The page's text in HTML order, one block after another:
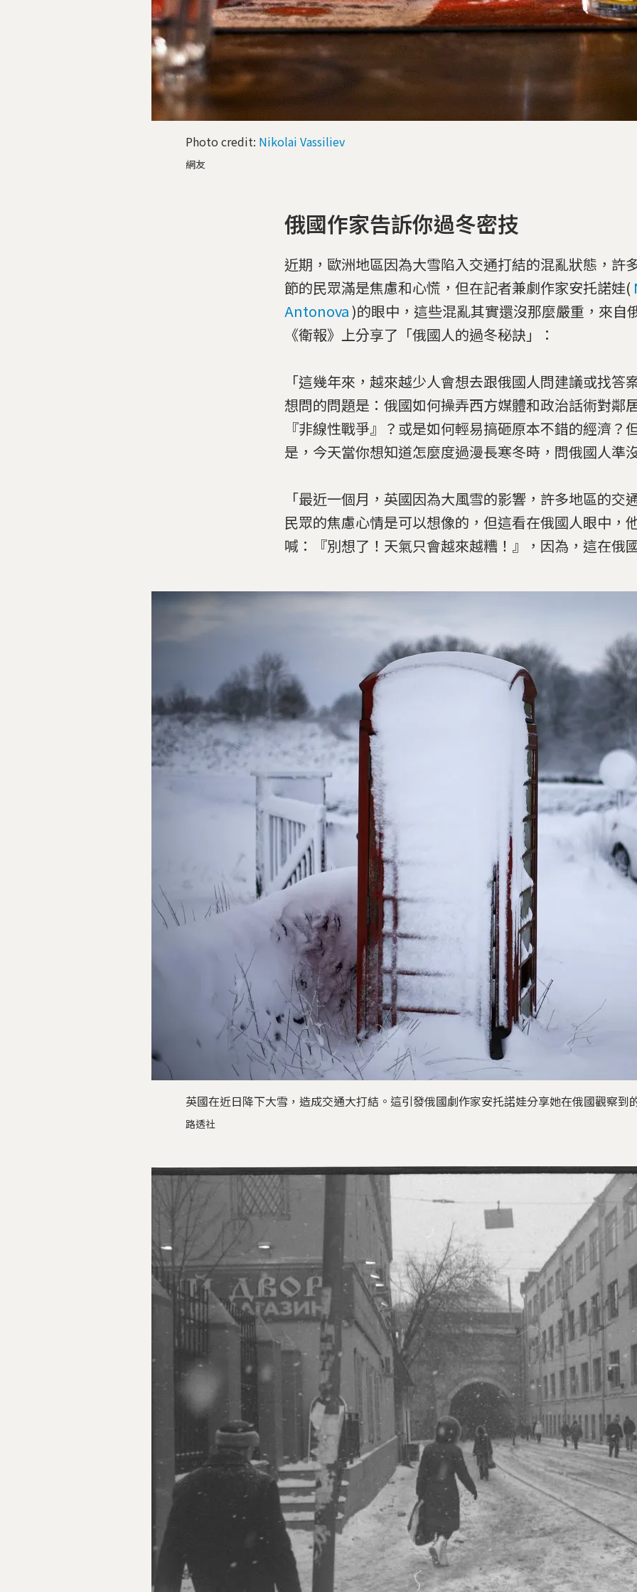
Photo credit: Nikolai Vassiliev
網友
俄國作家告訴你過冬密技
近期，歐洲地區因為大雪陷入交通打結的混亂狀態，許
節的民眾滿是焦慮和心慌，但在記者兼劇作家安托諾娃(
Antonova)的眼中，這些混亂其實還沒那麼嚴重，來自
《衛報》上分享了「俄國人的過冬秘訣」：
「這幾年來，越來越少人會想去跟俄國人問建議或找答
想問的問題是：俄國如何操弄西方媒體和政治話術對鄰
『非線性戰爭』？或是如何輕易搞砸原本不錯的經濟？
是，今天當你想知道怎麼度過漫長寒冬時，問俄國人準
「最近一個月，英國因為大風雪的影響，許多地區的交
民眾的焦慮心情是可以想像的，但這看在俄國人眼中，
喊：『別想了！天氣只會越來越糟！』，因為，這在俄
英國在近日降下大雪，造成交通大打結。這引發俄國劇作家安托諾娃分享她在俄國觀察到
路透社